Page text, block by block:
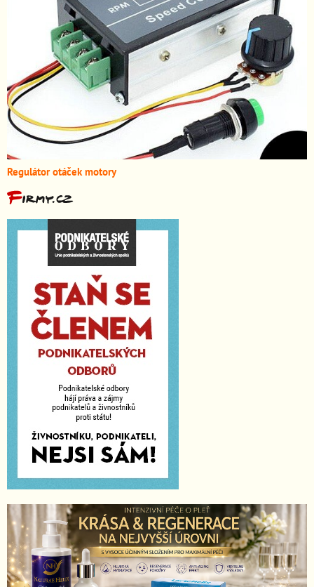
Regulátor otáček motory